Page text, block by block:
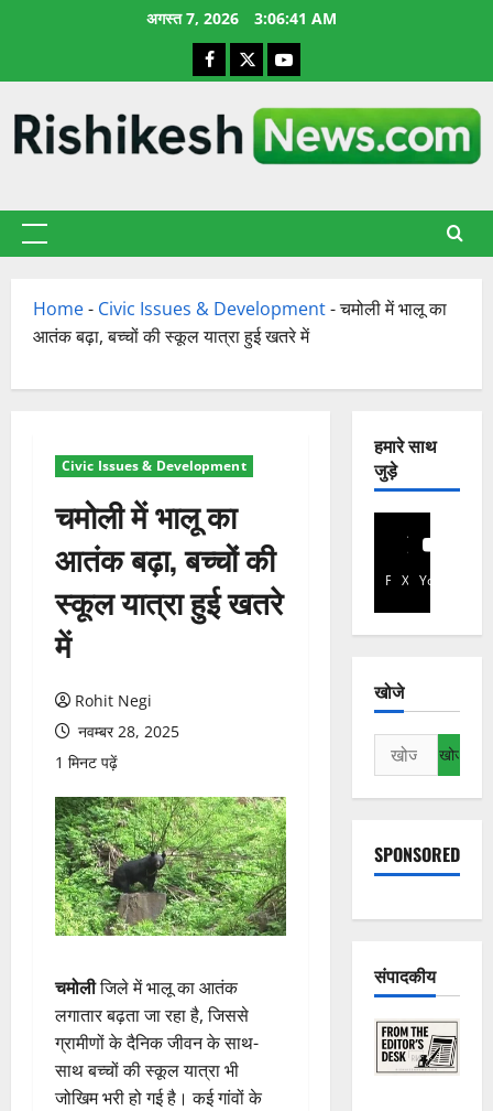
अगस्त 7, 2026 3:06:42 AM
Facebook
X YouTube
प्राथमिक
Home- Civic Issues & Development-चमोली में भालू का
आतंक बढ़ा, बच्चों की स्कूल यात्रा हुई खतरे में
Civic Issues & Development
चमोली में भालू का
आतंक बढ़ा, बच्चों की
स्कूल यात्रा हुई खतरे
में
Rohit Negi
नवम्बर 28, 2025
1 मिनट पढ़ें
चमोलीजिले में भालू का आतंक
लगातार बढ़ता जा रहा है, जिससे
ग्रामीणों के दैनिक जीवन के साथ-
साथ बच्चों की स्कूल यात्रा भी
जोखिम भरी हो गई है। कई गांवों के
हमारे साथ
जुड़े
Facebook
X YouTube
खोजे
निम्न
को
खोजें:
SPONSORED
संपादकीय